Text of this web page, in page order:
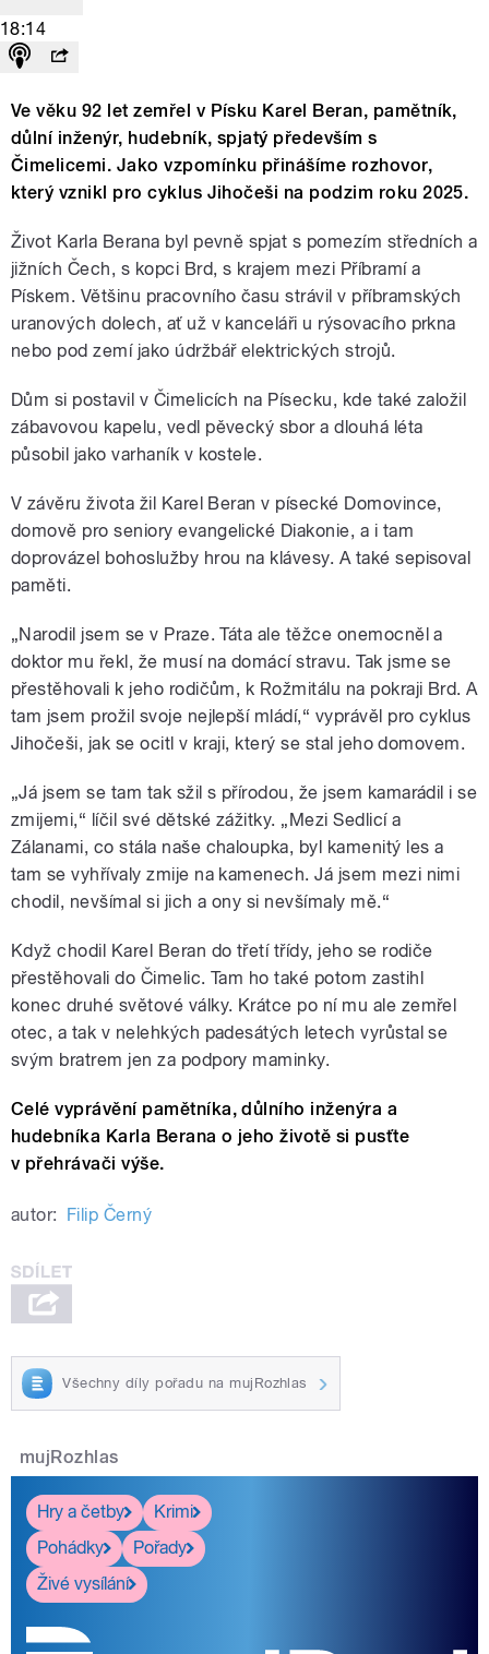
18:14
Ve věku 92 let zemřel v Písku Karel Beran, pamětník,
důlní inženýr, hudebník, spjatý především s
Čimelicemi. Jako vzpomínku přinášíme rozhovor,
který vznikl pro cyklus Jihočeši na podzim roku 2025.
Život Karla Berana byl pevně spjat s pomezím středních a
jižních Čech, s kopci Brd, s krajem mezi Příbramí a
Pískem. Většinu pracovního času strávil v příbramských
uranových dolech, ať už v kanceláři u rýsovacího prkna
nebo pod zemí jako údržbář elektrických strojů.
Dům si postavil v Čimelicích na Písecku, kde také založil
zábavovou kapelu, vedl pěvecký sbor a dlouhá léta
působil jako varhaník v kostele.
V závěru života žil Karel Beran v písecké Domovince,
domově pro seniory evangelické Diakonie, a i tam
doprovázel bohoslužby hrou na klávesy. A také sepisoval
paměti.
„Narodil jsem se v Praze. Táta ale těžce onemocněl a
doktor mu řekl, že musí na domácí stravu. Tak jsme se
přestěhovali k jeho rodičům, k Rožmitálu na pokraji Brd. A
tam jsem prožil svoje nejlepší mládí,“ vyprávěl pro cyklus
Jihočeši, jak se ocitl v kraji, který se stal jeho domovem.
„Já jsem se tam tak sžil s přírodou, že jsem kamarádil i se
zmijemi,“ líčil své dětské zážitky. „Mezi Sedlicí a
Zálanami, co stála naše chaloupka, byl kamenitý les a
tam se vyhřívaly zmije na kamenech. Já jsem mezi nimi
chodil, nevšímal si jich a ony si nevšímaly mě.“
Když chodil Karel Beran do třetí třídy, jeho se rodiče
přestěhovali do Čimelic. Tam ho také potom zastihl
konec druhé světové války. Krátce po ní mu ale zemřel
otec, a tak v nelehkých padesátých letech vyrůstal se
svým bratrem jen za podpory maminky.
Celé vyprávění pamětníka, důlního inženýra a
hudebníka Karla Berana o jeho životě si pusťte
v přehrávači výše.
autor: Filip Černý
Všechny díly pořadu na mujRozhlas
mujRozhlas
Hry a četby
Krimi
Pohádky
Pořady
Živé vysílání